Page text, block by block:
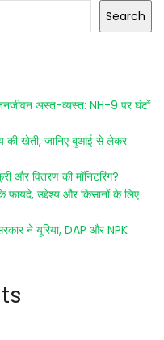
Search
अस्त-व्यस्त: NH-9 पर घंटों
खेती, जानिए बुआई से लेकर
और वितरण की मॉनिटरिंग?
फायदे, उद्देश्य और किसानों के लिए
ने यूरिया, DAP और NPK